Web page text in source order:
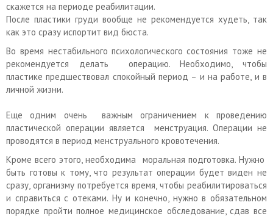
скажется на периоде реабилитации.
После пластики груди вообще не рекомендуется худеть, так
как это сразу испортит вид бюста.
Во время нестабильного психологического состояния тоже не
рекомендуется делать операцию. Необходимо, чтобы
пластике предшествовал спокойный период – и на работе, и в
личной жизни.
Еще одним очень важным ограничением к проведению
пластической операции является менструация. Операции не
проводятся в период менструального кровотечения.
Кроме всего этого, необходима моральная подготовка. Нужно
быть готовы к тому, что результат операции будет виден не
сразу, организму потребуется время, чтобы реабилитироваться
и справиться с отеками. Ну и конечно, нужно в обязательном
порядке пройти полное медицинское обследование, сдав все